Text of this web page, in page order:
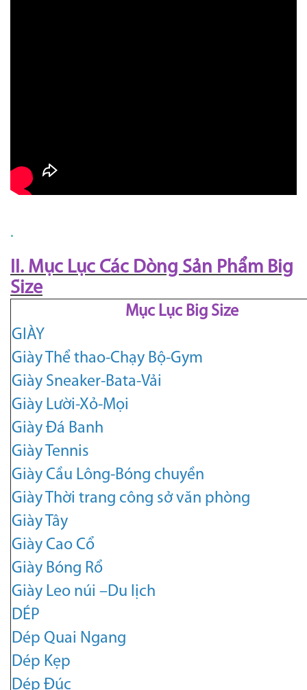
.
II. Mục Lục Các Dòng Sản Phẩm Big
Size
Mục Lục Big Size
GIÀY
Giày Thể thao-Chạy Bộ-Gym
Giày Sneaker-Bata-Vải
Giày Lười-Xỏ-Mọi
Giày Đá Banh
Giày Tennis
Giày Cầu Lông-Bóng chuyền
Giày Thời trang công sở văn phòng
Giày Tây
Giày Cao Cổ
Giày Bóng Rổ
Giày Leo núi –Du lịch
DÉP
Dép Quai Ngang
Dép Kẹp
Dép Đúc